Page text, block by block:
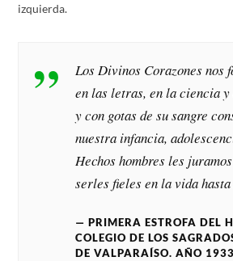
izquierda.
Los Divinos Corazones nos
en las letras, en la ciencia
y con gotas de su sangre
nuestra infancia,
Hechos hombres les
serles fieles en la vida
PRIMERA ESTROFA DEL
COLEGIO DE LOS
DE VALPARAÍSO. AÑO